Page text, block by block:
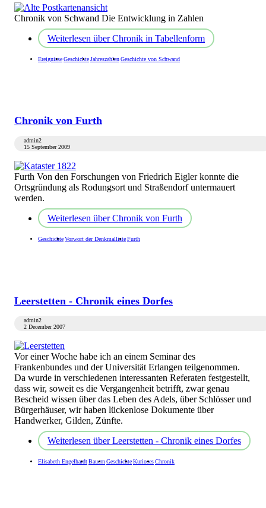
Chronik von Schwand Die Entwicklung in Zahlen
Weiterlesen über Chronik in Tabellenform
EreignisseGeschichteJahreszahlenGeschichte von Schwand
Chronik von Furth
admin2
15 September 2009
Furth Von den Forschungen von Friedrich Eigler konnte die
Ortsgründung als Rodungsort und Straßendorf untermauert
werden.
Weiterlesen über Chronik von Furth
GeschichteVorwort der DenkmallisteFurth
Leerstetten - Chronik eines Dorfes
admin2
2 December 2007
Vor einer Woche habe ich an einem Seminar des
Frankenbundes und der Universität Erlangen teilgenommen.
Da wurde in verschiedenen interessanten Referaten festgestellt,
dass wir, soweit es die Vergangenheit betrifft, zwar genau
Bescheid wissen über das Leben des Adels, über Schlösser und
Bürgerhäuser, wir haben lückenlose Dokumente über
Handwerker, Gilden, Zünfte.
Weiterlesen über Leerstetten - Chronik eines Dorfes
Elisabeth EngelhardtBauernGeschichteKuriosesChronik